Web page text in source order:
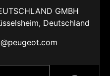
GMBH
Deutschland